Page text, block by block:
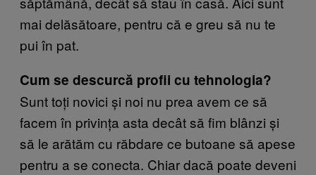
mai delăsătoare, pentru că e greu să nu te
pui în pat.
Cum se descurcă profii cu tehnologia?
Sunt toți novici și noi nu prea avem ce să
facem în privința asta decât să fim blânzi și
să le arătăm cu răbdare ce butoane să apese
pentru a se conecta. Chiar dacă poate deveni